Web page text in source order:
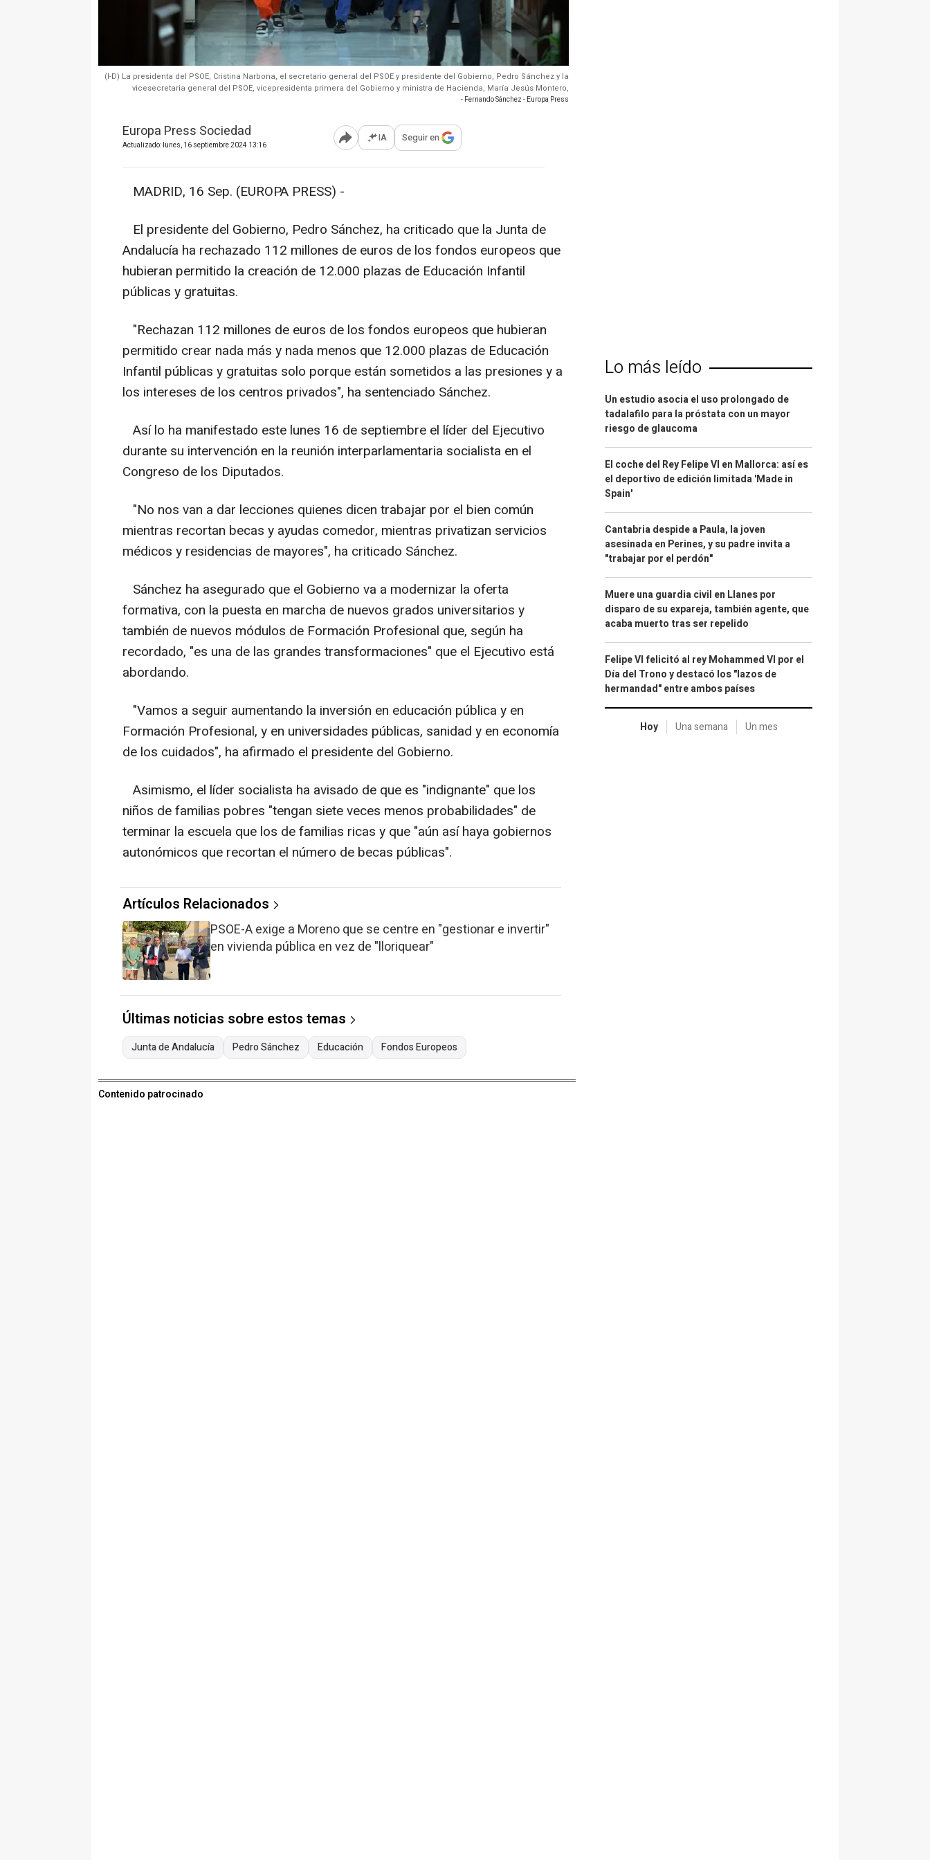
(I-D) La presidenta del PSOE, Cristina Narbona, el secretario general del PSOE y presidente del Gobierno, Pedro Sánchez y la
vicesecretaria general del PSOE, vicepresidenta primera del Gobierno y ministra de Hacienda, María Jesús Montero,
- Fernando Sánchez - Europa Press
Europa Press Sociedad
Actualizado: lunes, 16 septiembre 2024 13:16 Abrir opciones para compartir
IA Seguir en
MADRID, 16 Sep. (EUROPA PRESS) -
El presidente del Gobierno, Pedro Sánchez, ha criticado que la Junta de
Andalucía ha rechazado 112 millones de euros de los fondos europeos que
hubieran permitido la creación de 12.000 plazas de Educación Infantil
públicas y gratuitas.
"Rechazan 112 millones de euros de los fondos europeos que hubieran
permitido crear nada más y nada menos que 12.000 plazas de Educación
Infantil públicas y gratuitas solo porque están sometidos a las presiones y a
los intereses de los centros privados", ha sentenciado Sánchez.
Así lo ha manifestado este lunes 16 de septiembre el líder del Ejecutivo
durante su intervención en la reunión interparlamentaria socialista en el
Congreso de los Diputados.
"No nos van a dar lecciones quienes dicen trabajar por el bien común
mientras recortan becas y ayudas comedor, mientras privatizan servicios
médicos y residencias de mayores", ha criticado Sánchez.
Sánchez ha asegurado que el Gobierno va a modernizar la oferta
formativa, con la puesta en marcha de nuevos grados universitarios y
también de nuevos módulos de Formación Profesional que, según ha
recordado, "es una de las grandes transformaciones" que el Ejecutivo está
abordando.
"Vamos a seguir aumentando la inversión en educación pública y en
Formación Profesional, y en universidades públicas, sanidad y en economía
de los cuidados", ha afirmado el presidente del Gobierno.
Asimismo, el líder socialista ha avisado de que es "indignante" que los
niños de familias pobres "tengan siete veces menos probabilidades" de
terminar la escuela que los de familias ricas y que "aún así haya gobiernos
autonómicos que recortan el número de becas públicas".
Artículos Relacionados
PSOE-A exige a Moreno que se centre en "gestionar e invertir"
en vivienda pública en vez de "lloriquear"
Últimas noticias sobre estos temas
Junta de Andalucía Pedro Sánchez Educación Fondos Europeos
Contenido patrocinado
Lo más leído
Un estudio asocia el uso prolongado de
tadalafilo para la próstata con un mayor
riesgo de glaucoma
El coche del Rey Felipe VI en Mallorca: así es
el deportivo de edición limitada 'Made in
Spain'
Cantabria despide a Paula, la joven
asesinada en Perines, y su padre invita a
"trabajar por el perdón"
Muere una guardia civil en Llanes por
disparo de su expareja, también agente, que
acaba muerto tras ser repelido
Felipe VI felicitó al rey Mohammed VI por el
Día del Trono y destacó los "lazos de
hermandad" entre ambos países
Hoy Una semana Un mes